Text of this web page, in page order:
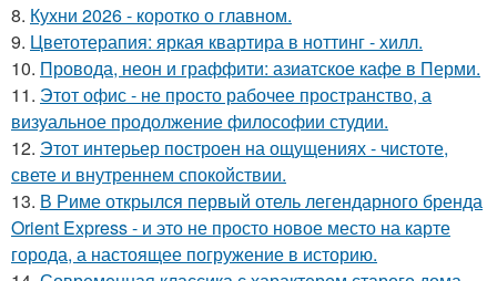
8. Кухни 2026 - коротко о главном.
9. Цветотерапия: яркая квартира в ноттинг - хилл.
10. Провода, неон и граффити: азиатское кафе в Перми.
11. Этот офис - не просто рабочее пространство, а
визуальное продолжение философии студии.
12. Этот интерьер построен на ощущениях - чистоте,
свете и внутреннем спокойствии.
13. В Риме открылся первый отель легендарного бренда
Orient Express - и это не просто новое место на карте
города, а настоящее погружение в историю.